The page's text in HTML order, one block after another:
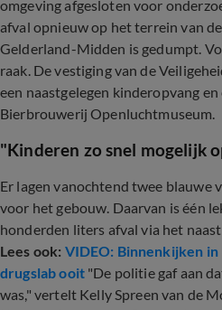
omgeving afgesloten voor
afval opnieuw op het terrein van
Gelderland-Midden is gedumpt.
raak. De vestiging van de
een naastgelegen kinderopvang
Bierbrouwerij Openluchtmuseum.
"Kinderen zo snel mogelijk
Er lagen vanochtend twee blauwe
voor het gebouw. Daarvan is één
honderden liters afval via het
Lees ook: VIDEO: Binnenkijken
drugslab ooit"De politie gaf aan
was," vertelt Kelly Spreen van de